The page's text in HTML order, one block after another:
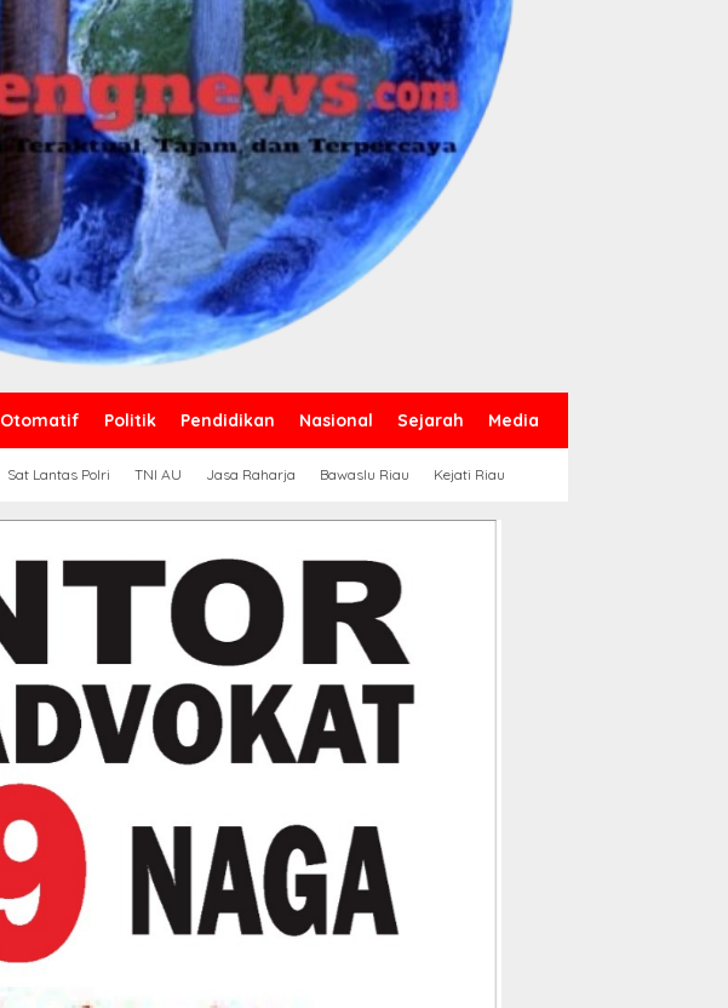
Otomatif Politik Pendidikan Nasional Sejarah Media
Sat Lantas Polri TNI AU Jasa Raharja Bawaslu Riau Kejati Riau